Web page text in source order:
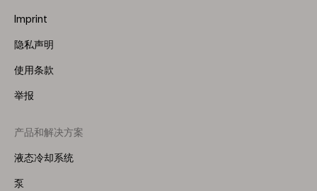
Imprint
隐私声明
使用条款
举报
Footer
Menu
产品和解决方案
液态冷却系统
泵